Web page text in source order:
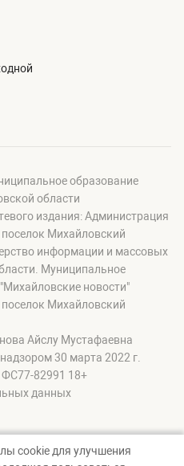
образование
области
издания: Администрация
Михайловский
информации и массовых
Муниципальное
новости"
Михайловский
Айслу Мустафаевна
30 марта 2022 г.
82991 18+
данных
cookie для улучшения